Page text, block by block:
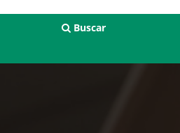
Buscar